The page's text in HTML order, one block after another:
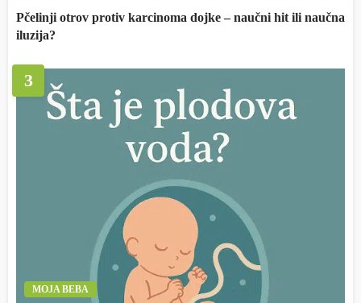
Pčelinji otrov protiv karcinoma dojke – naučni hit ili naučna
iluzija?
3
MOJA BEBA